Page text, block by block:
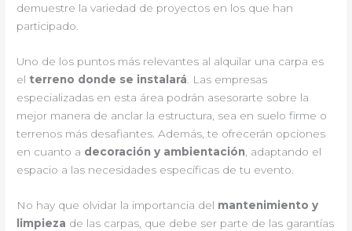
demuestre la variedad de proyectos en los que han
participado.
Uno de los puntos más relevantes al alquilar una carpa es
el terreno donde se instalará . Las empresas
especializadas en esta área podrán asesorarte sobre la
mejor manera de anclar la estructura, sea en suelo firme o
terrenos más desafiantes. Además, te ofrecerán opciones
en cuanto a decoración y ambientación , adaptando el
espacio a las necesidades específicas de tu evento.
No hay que olvidar la importancia del mantenimiento y
limpieza de las carpas, que debe ser parte de las garantías